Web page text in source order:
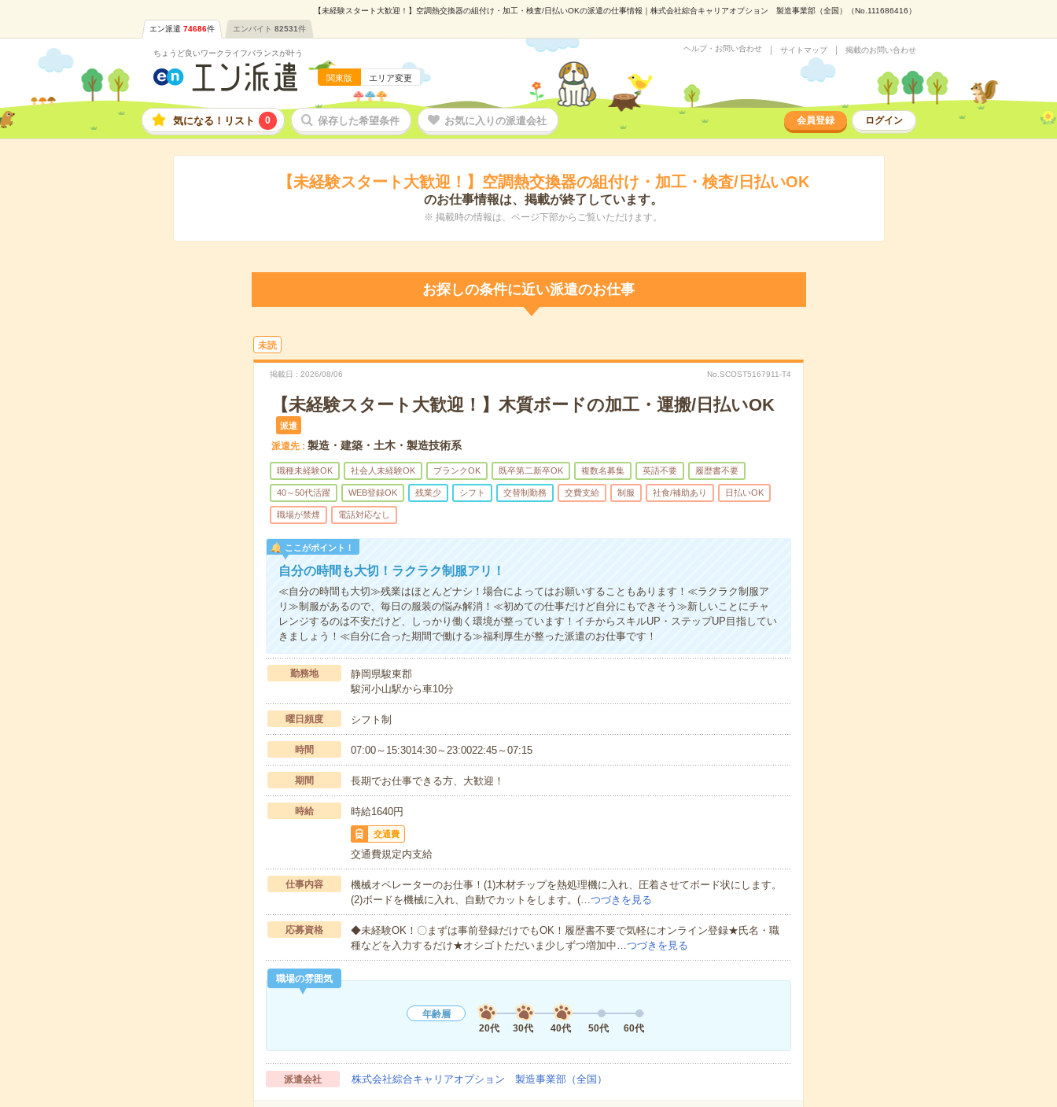
【未経験スタート大歓迎！】空調熱交換器の組付け・加工・検査/日払いOKの派遣の仕事情報｜株式会社綜合キャリアオプション 製造事業部（全国）（No.111686416）
エン派遣 74686件 エンバイト 82531件
ちょうど良いワークライフバランスが叶う
関東版 エリア変更
ヘルプ・お問い合わせ サイトマップ 掲載のお問い合わせ
気になる！リスト 0 保存した希望条件 お気に入りの派遣会社 会員登録 ログイン
【未経験スタート大歓迎！】空調熱交換器の組付け・加工・検査/日払いOK
のお仕事情報は、掲載が終了しています。
※ 掲載時の情報は、ページ下部からご覧いただけます。
お探しの条件に近い派遣のお仕事
未読
掲載日 2026/08/06 No.SCOST5167911-T4
【未経験スタート大歓迎！】木質ボードの加工・運搬/日払いOK
派遣
派遣先 製造・建築・土木・製造技術系
職種未経験OK 社会人未経験OK ブランクOK 既卒第二新卒OK 複数名募集 英語不要 履歴書不要
40～50代活躍 WEB登録OK 残業少 シフト 交替制勤務 交費支給 制服 社食/補助あり 日払いOK
職場が禁煙 電話対応なし
ここがポイント！
自分の時間も大切！ラクラク制服アリ！
≪自分の時間も大切≫残業はほとんどナシ！場合によってはお願いすることもあります！≪ラクラク制服ア
リ≫制服があるので、毎日の服装の悩み解消！≪初めての仕事だけど自分にもできそう≫新しいことにチャ
レンジするのは不安だけど、しっかり働く環境が整っています！イチからスキルUP・ステップUP目指してい
きましょう！≪自分に合った期間で働ける≫福利厚生が整った派遣のお仕事です！
勤務地
静岡県駿東郡
駿河小山駅から車10分
曜日頻度 シフト制
時間 07:00～15:3014:30～23:0022:45～07:15
期間 長期でお仕事できる方、大歓迎！
時給 時給1640円
交通費
交通費規定内支給
仕事内容
機械オペレーターのお仕事！(1)木材チップを熱処理機に入れ、圧着させてボード状にします。
(2)ボードを機械に入れ、自動でカットをします。(…つづきを見る
応募資格
◆未経験OK！〇まずは事前登録だけでもOK！履歴書不要で気軽にオンライン登録★氏名・職
種などを入力するだけ★オシゴトただいま少しずつ増加中…つづきを見る
職場の雰囲気
年齢層
20代
30代 40代 50代 60代
派遣会社 株式会社綜合キャリアオプション 製造事業部（全国）